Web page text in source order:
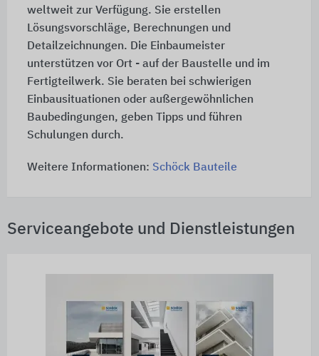
weltweit zur Verfügung. Sie erstellen
Lösungsvorschläge, Berechnungen und
Detailzeichnungen. Die Einbaumeister
unterstützen vor Ort - auf der Baustelle und im
Fertigteilwerk. Sie beraten bei schwierigen
Einbausituationen oder außergewöhnlichen
Baubedingungen, geben Tipps und führen
Schulungen durch.
Weitere Informationen: Schöck Bauteile
Serviceangebote und Dienstleistungen